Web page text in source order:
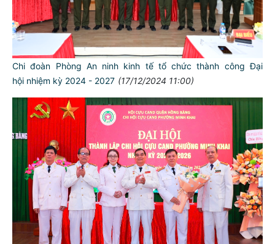
Chi đoàn Phòng An ninh kinh tế tổ chức thành công Đại
hội nhiệm kỳ 2024 - 2027 (17/12/2024 11:00)